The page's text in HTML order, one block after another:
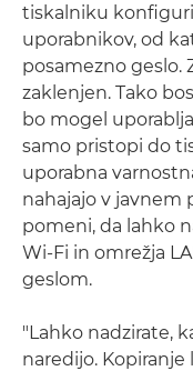
tiskalniku
uporabnikov, od
posamezno geslo.
zaklenjen. Tako
bo mogel
samo pristopi do
uporabna
nahajajo v javnem
pomeni, da lahko
Wi-Fi in omrežja
geslom.
"Lahko nadzirate,
naredijo.